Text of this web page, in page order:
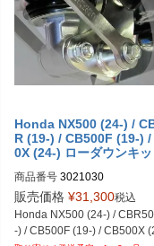
Honda NX500 (24-) /
R (19-) / CB500F (19-)
0X (24-) ローダウンキ
商品番号 3021030
販売価格 ¥31,300税込
Honda NX500 (24-) /
-) / CB500F (19-) / CB500X